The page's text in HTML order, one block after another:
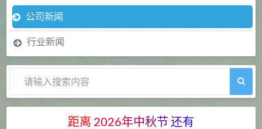
公司新闻
行业新闻
距离 2026年中秋节 还有